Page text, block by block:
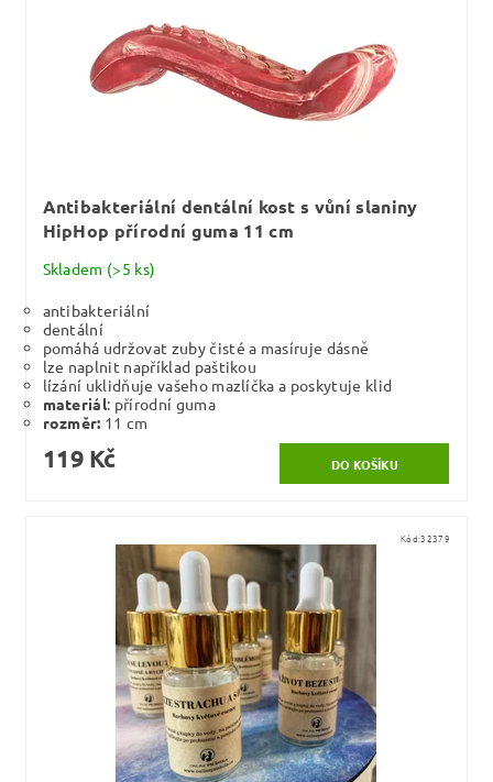
Antibakteriální dentální kost s vůní slaniny
HipHop přírodní guma 11 cm
Skladem (>5 ks)
antibakteriální
dentální
pomáhá udržovat zuby čisté a masíruje dásně
lze naplnit například paštikou
lízání uklidňuje vašeho mazlíčka a poskytuje klid
materiál: přírodní guma
rozměr: 11 cm
119 Kč
Kód:32379